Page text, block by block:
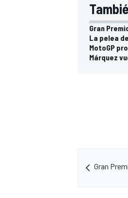
Gran
La pelea
MotoGP
Márquez
Gran